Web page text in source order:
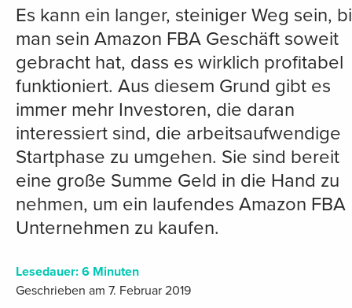
Es kann ein langer, steiniger Weg sein,
man sein Amazon FBA Geschäft soweit
gebracht hat, dass es wirklich profitabel
funktioniert. Aus diesem Grund gibt es
immer mehr Investoren, die daran
interessiert sind, die arbeitsaufwendige
Startphase zu umgehen. Sie sind bereit
eine große Summe Geld in die Hand zu
nehmen, um ein laufendes Amazon FBA
Unternehmen zu kaufen.
Lesedauer:6 Minuten
Geschrieben am 7. Februar 2019